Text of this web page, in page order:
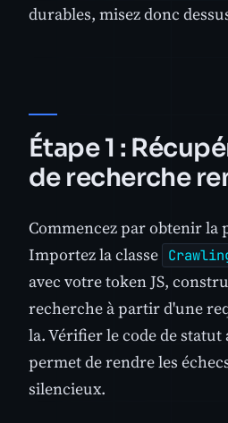
durables, misez donc
Étape 1 :
de recherche
Commencez par obtenir la
Importez la classe
avec votre token JS,
recherche à partir d'une
la. Vérifier le code de statut
permet de rendre les
silencieux.